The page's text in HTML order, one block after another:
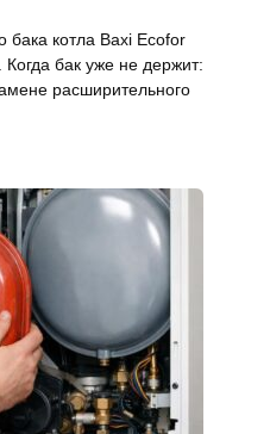
бака котла Baxi Ecofor
бак уже не держит:
расширительного